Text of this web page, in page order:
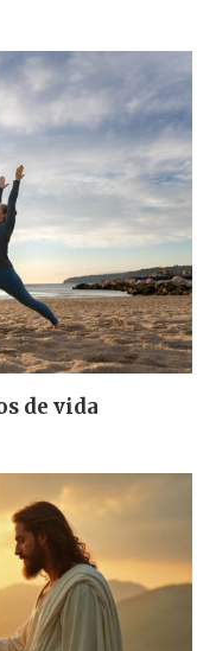
de vida